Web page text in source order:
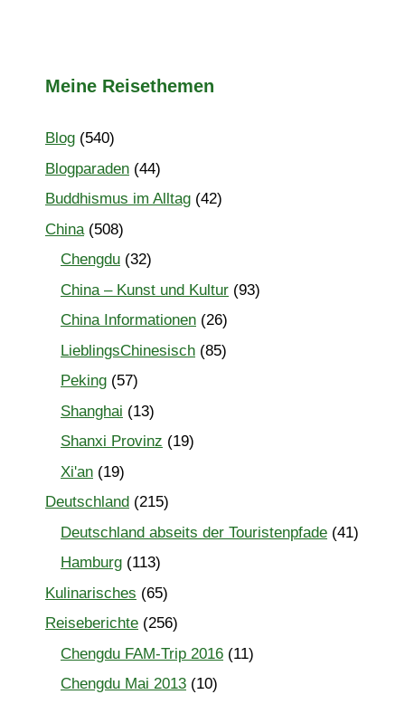
Meine Reisethemen
Blog (540)
Blogparaden (44)
Buddhismus im Alltag (42)
China (508)
Chengdu (32)
China – Kunst und Kultur (93)
China Informationen (26)
LieblingsChinesisch (85)
Peking (57)
Shanghai (13)
Shanxi Provinz (19)
Xi'an (19)
Deutschland (215)
Deutschland abseits der Touristenpfade (41)
Hamburg (113)
Kulinarisches (65)
Reiseberichte (256)
Chengdu FAM-Trip 2016 (11)
Chengdu Mai 2013 (10)